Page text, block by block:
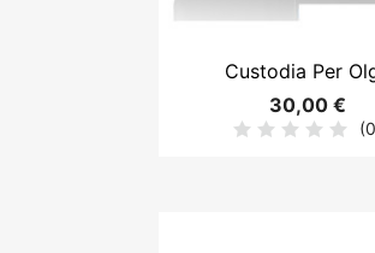
Anteprima
Custodia Per
30,00 €